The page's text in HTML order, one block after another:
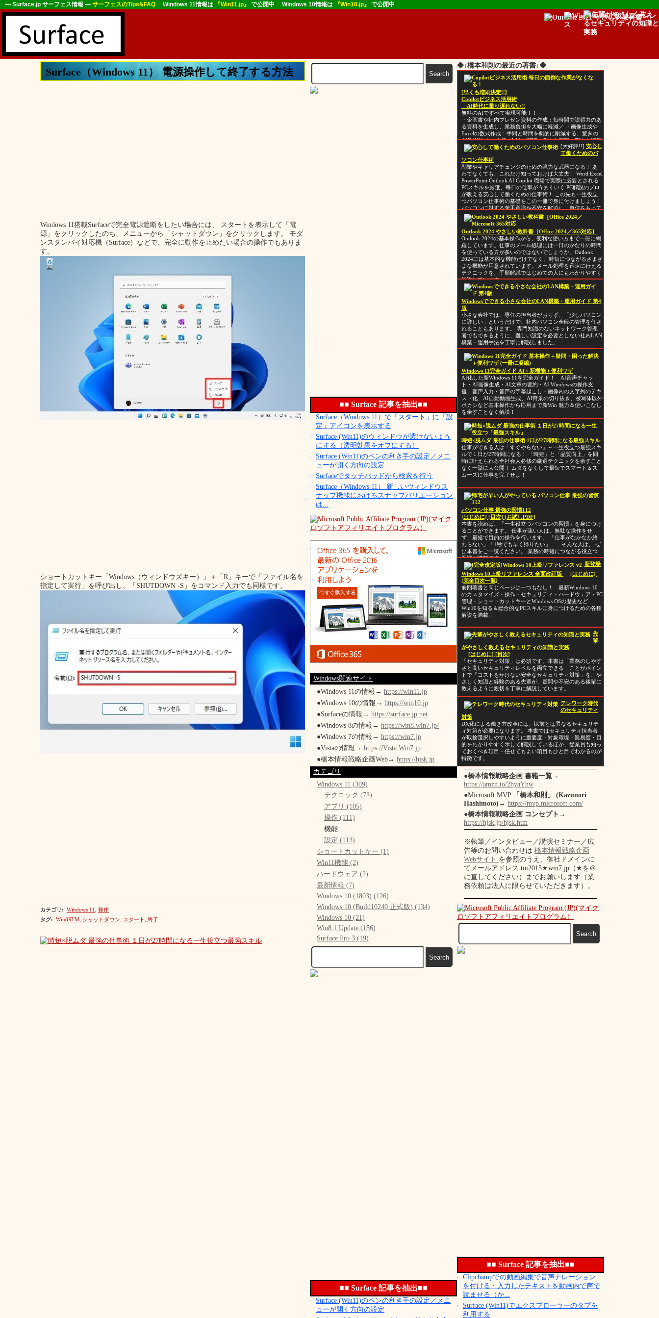
― Surface.jp サーフェス情報 ― サーフェスのTips&FAQ Windows 11情報は 『Win11.jp』 で公開中 Windows 10情報は 『Win10.jp』 で公開中
Surface（Windows 11） 電源操作して終了する方法
Windows 11搭載Surfaceで完全電源遮断をしたい場合には、 スタートを表示して「電
源」をクリックしたのち、メニューから「シャットダウン」をクリックします。 モダ
ンスタンバイ対応機（Surface）などで、完全に動作を止めたい場合の操作でもありま
す。
ショートカットキー「Windows（ウィンドウズキー）」＋「R」キーで「ファイル名を
指定して実行」を呼び出し、「SHUTDOWN -S」をコマンド入力でも同様です。
カテゴリ : Windows 11
操作
タグ: Win8RTM, シャットダウン スタート 終了
■■ Surface 記事を抽出■■
Surface（Windows 11）で「スタート」に「設
定」アイコンを表示する
Surface (Win11)のウィンドウが透けないよう
にする（透明効果をオフにする）
Surface (Win11)のペンの利き手の設定／メニ
ューが開く方向の設定
Surfaceでタッチパッドから検索を行う
Surface（Windows 11） 新しいウィンドウス
ナップ機能におけるスナップバリエーション
は...
Windows関連サイト
●Windows 11の情報→ https://win11.jp
●Windows 10の情報→ https://win10.jp
●Surfaceの情報→ https://surface.jp.net
●Windows 8の情報→ https://win8.win7.jp/
●Windows 7の情報→ https://win7.jp
●Vistaの情報→ https://Vista.Win7.jp
●橋本情報戦略企画Web→ https://hjsk.jp
カテゴリ
Windows 11 (309)
テクニック (73)
アプリ (105)
操作 (111)
機能
設定 (113)
ショートカットキー (1)
Win11機能 (2)
ハードウェア (2)
最新情報 (7)
Windows 10 (1803) (126)
Windows 10 (Build10240 正式版) (134)
Windows 10 (21)
Win8.1 Update (156)
Surface Pro 3 (19)
■■ Surface 記事を抽出■■
Surface (Win11)のペンの利き手の設定／メニ
ューが開く方向の設定
◆↓橋本和則の最近の著書↓◆
[早くも増刷決定!!]
Copilotビジネス活用術
AI時代に乗り遅れない!!
無料のAIですべて実現可能！！
・企画書や社内プレゼン資料の作成：短時間で説得力のあ
る資料を生成し、業務負担を大幅に軽減／ ・画像生成や
Excelの数式作成：手間と時間を劇的に削減する、驚きの
AI活用法／ ・文章／Web／PDFの要約や翻訳：膨大な情報
から必要なポイントを素早く抽出／ ・提案書や文章の質
を向上：アイデアを最適な表現に磨き上げ、相手に響く提
案書を作成／ ・マクロ生成、ビジネスリサーチ、メール
作成：業務効率化を重視した実用的なテクニックを提供
[大好評!!] 安心し
て働くためのパ
ソコン仕事術
副業やキャリアチェンジのための強力な武器になる！ あ
わてなくても、これだけ知っておけば大丈夫！ Word Excel
PowerPoint Outlook AI Copilot 職場で実際に必要とされる
PCスキルを厳選、毎日の仕事がうまくいく PC解説のプロ
が教える安心して働くための仕事術！ この先も一生役立
つパソコン仕事術の基礎をこの一冊で身に付けましょう！
パソコンに対する苦手意識や不安を解消し、自信をもって
仕事に取り組むためのヒントが満載。
Outlook 2024 やさしい教科書［Office 2024／365対応］
Outlook 2024の基本操作から、便利な使い方まで一冊に網
羅しています。仕事のメール処理には一日のかなりの時間
を使っている方が多いのではないでしょうか。Outlook
2024には基本的な機能だけでなく、時短につながるさまざ
まな機能が用意されています。メール処理を迅速に行える
テクニックを、手順解説ではじめての人にもわかりやすく
解説しています。
Windowsでできる小さな会社のLAN構築・運用ガイド 第4
版
小さな会社では、専任の担当者がおらず、「少しパソコン
に詳しい」というだけで、社内パソコン全般の管理を任さ
れることもあります。 専門知識のないネットワーク管理
者でもできるように、難しい設定を必要としない社内LAN
構築・運用手法を丁寧に解説しました。
Windows 11完全ガイド AI＋新機能＋便利ワザ
AI化した新Windows 11を完全ガイド！ AI音声チャッ
ト・AI画像生成・AI文章の要約・AI Windowsの操作支
援、音声入力・音声の字幕起こし・画像内の文字列のテキ
スト化、AI自動動画生成、AI背景の切り抜き、被写体以外
ボカシなど基本操作から応用まで新Win 魅力＆使いこなし
を余すことなく解説！
時短×脱ムダ 最強の仕事術 1日が27時間になる最強スキル
仕事ができる人は「すぐやらない」～一生役立つ最強スキ
ルで１日が27時間になる！ 「時短」と「品質向上」を同
時に叶えられる全社会人必修の厳選テクニックを余すこと
なく一挙に大公開！ ムダをなくして最短でスマート＆ス
ムーズに仕事を完了せよ！
パソコン仕事 最強の習慣112
[はじめに]
[目次]
[お試しPDF]
本書を読めば、「一生役立つパソコンの習慣」を身につけ
ることができます。 仕事が速い人は、無駄な操作をせ
ず、最短で目的の操作を行います。 「仕事がなかなか終
わらない」「1秒でも早く帰りたい」……そんな人は、 ぜ
ひ本書をご一読ください。 業務の時短につながる役立つ
習慣が満載です。
新登場
Windows 10上級リファレンス 全面改訂版
[はじめに]
[完全目次一覧]
前回著書と同じページは一つもなし！ 最新Windows 10
のカスタマイズ・操作・セキュリティ・ハードウェア・PC
管理・ショートカットキーとWindows OSの歴史など
Win10を知る＆総合的なPCスキルに身につけるための各種
解説を満載！
先
輩
がやさしく教えるセキュリティの知識と実務
[はじめに]
[目次]
「セキュリティ対策」は必須です。本書は「業務のしやす
さと高いセキュリティレベルを両立できる」ことがポイン
トで「コストをかけない安全なセキュリティ対策」を、や
さしく知識と経験のある先輩が、疑問や不安のある後輩に
教えるように親切＆丁寧に解説しています。
テレワーク時代
のセキュリティ
対策
DX化による働き方改革には、以前とは異なるセキュリテ
ィ対策が必要になります。 本書ではセキュリティ担当者
が取捨選択しやすいように重要度・対象環境・難易度・目
的をわかりやすく示して解説しているほか、従業員も知っ
ておくべき項目・任せてもよい項目もひと目でわかるのが
特徴です。
●橋本情報戦略企画 書籍一覧→
https://amzn.to/2hyaYhw
●Microsoft MVP
「橋本和則」 (Kazunori
Hashimoto) → https://mvp.microsoft.com/
●橋本情報戦略企画 コンセプト →
https://hjsk.jp/hjsk.htm
※執筆／インタビュー／講演セミナー／広
告等のお問い合わせは 橋本情報戦略企画
Webサイト を参照のうえ、御社ドメインに
てメールアドレス toi2015★win7.jp（★を＠
に直してください）までお願いします（業
務依頼は法人に限らせていただきます）。
■■ Surface 記事を抽出■■
Clipchampでの動画編集で音声ナレーション
を付ける・入力したテキストを動画内で声で
読ませる（か...
Surface (Win11)でエクスプローラーのタブを
利用する